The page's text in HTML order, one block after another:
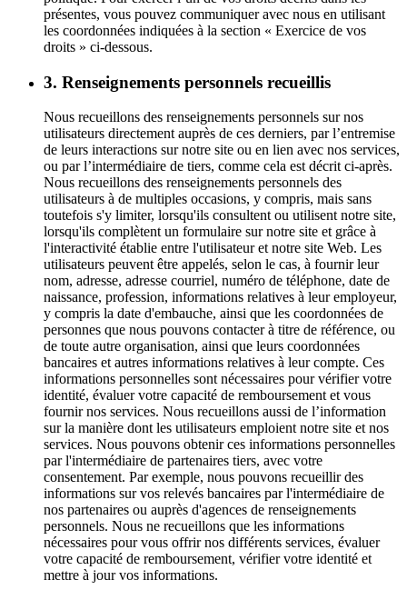
présentes, vous pouvez communiquer avec nous en utilisant
les coordonnées indiquées à la section « Exercice de vos
droits » ci-dessous.
3. Renseignements personnels recueillis
Nous recueillons des renseignements personnels sur nos
utilisateurs directement auprès de ces derniers, par l’entremise
de leurs interactions sur notre site ou en lien avec nos services,
ou par l’intermédiaire de tiers, comme cela est décrit ci-après.
Nous recueillons des renseignements personnels des
utilisateurs à de multiples occasions, y compris, mais sans
toutefois s'y limiter, lorsqu'ils consultent ou utilisent notre site,
lorsqu'ils complètent un formulaire sur notre site et grâce à
l'interactivité établie entre l'utilisateur et notre site Web. Les
utilisateurs peuvent être appelés, selon le cas, à fournir leur
nom, adresse, adresse courriel, numéro de téléphone, date de
naissance, profession, informations relatives à leur employeur,
y compris la date d'embauche, ainsi que les coordonnées de
personnes que nous pouvons contacter à titre de référence, ou
de toute autre organisation, ainsi que leurs coordonnées
bancaires et autres informations relatives à leur compte. Ces
informations personnelles sont nécessaires pour vérifier votre
identité, évaluer votre capacité de remboursement et vous
fournir nos services. Nous recueillons aussi de l’information
sur la manière dont les utilisateurs emploient notre site et nos
services. Nous pouvons obtenir ces informations personnelles
par l'intermédiaire de partenaires tiers, avec votre
consentement. Par exemple, nous pouvons recueillir des
informations sur vos relevés bancaires par l'intermédiaire de
nos partenaires ou auprès d'agences de renseignements
personnels. Nous ne recueillons que les informations
nécessaires pour vous offrir nos différents services, évaluer
votre capacité de remboursement, vérifier votre identité et
mettre à jour vos informations.